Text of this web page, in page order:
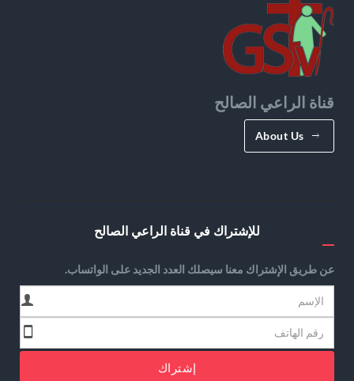
قناة الراعي الصالح
About Us
للإشتراك في قناة الراعي الصالح
عن طريق الإشتراك معنا سيصلك العدد الجديد على الواتساب.
إشتراك